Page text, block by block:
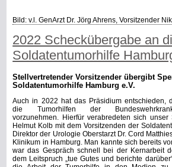
Bild: v.l.GenArzt Dr. Jörg Ahrens, Vorsitzender
2022 Scheckübergabe an
Soldatentumorhilfe
Stellvertretender Vorsitzender übergibt
Soldatentumorhilfe Hamburg e.V.
Auch in 2022 hat das Präsidium entschieden,
die Tumorhilfen der
vorzunehmen. Hierfür verabredeten sich
Helmut Kolb mit dem Vorsitzenden der
Direktor der Urologie Oberstarzt Dr. Cord
Klinikum in Hamburg. Man kannte sich bereits
war das Gespräch schnell bei der Kernarbeit
dem Leitspruch „tue Gutes und berichte